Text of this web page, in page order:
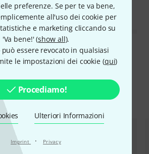
preferenze. Se per te va bene,
all'uso dei cookie per
e marketing cliccando su
'Va bene!' (show all).
può essere revocato in qualsiasi
le impostazioni dei cookie (qui)
Procediamo!
Ulteriori Informazioni
Imprint · Privacy
SEGNALA UN ABUSO
tutte le recensioni
alternative